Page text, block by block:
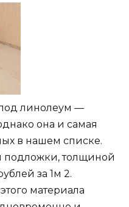
линолеум —
она и самая
в нашем списке.
подложки, толщиной
за 1м 2.
материала